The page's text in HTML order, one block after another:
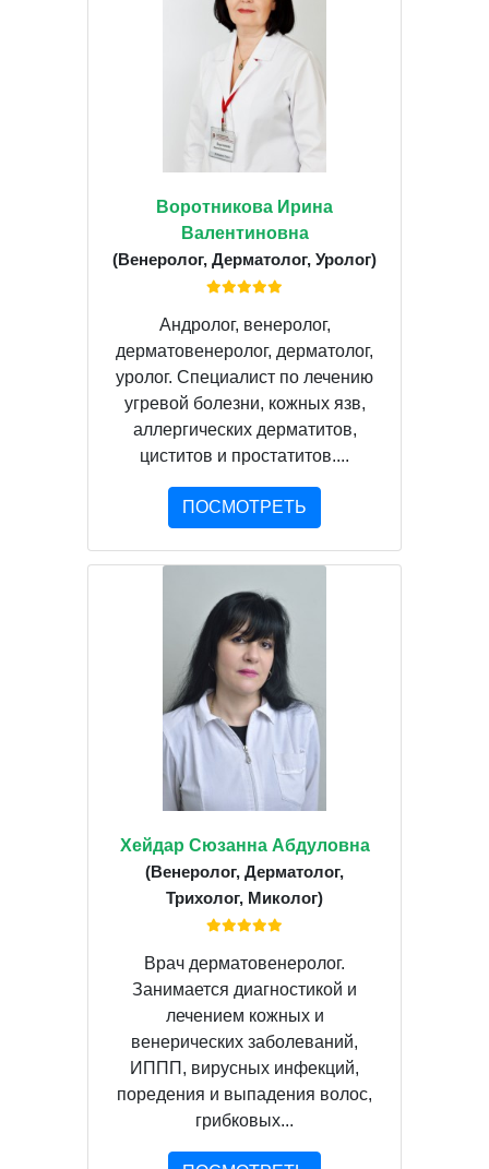
Воротникова Ирина
Валентиновна
(Венеролог, Дерматолог, Уролог)
Андролог, венеролог,
дерматовенеролог, дерматолог,
уролог. Специалист по лечению
угревой болезни, кожных язв,
аллергических дерматитов,
циститов и простатитов....
ПОСМОТРЕТЬ
Хейдар Сюзанна Абдуловна
(Венеролог, Дерматолог,
Трихолог, Миколог)
Врач дерматовенеролог.
Занимается диагностикой и
лечением кожных и
венерических заболеваний,
ИППП, вирусных инфекций,
поредения и выпадения волос,
грибковых...